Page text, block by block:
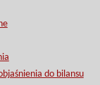
do bilansu